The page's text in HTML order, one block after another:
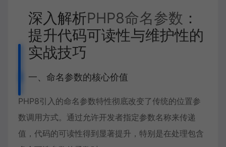
深入解析PHP8命名参数 ：
提升代码可读性与维护性的
实战技巧
一、命名参数的核心价值
PHP8引入的命名参数特性彻底改变了传统的位置参
数调用方式。通过允许开发者指定参数名称来传递
值，代码的可读性得到显著提升，特别是在处理包含